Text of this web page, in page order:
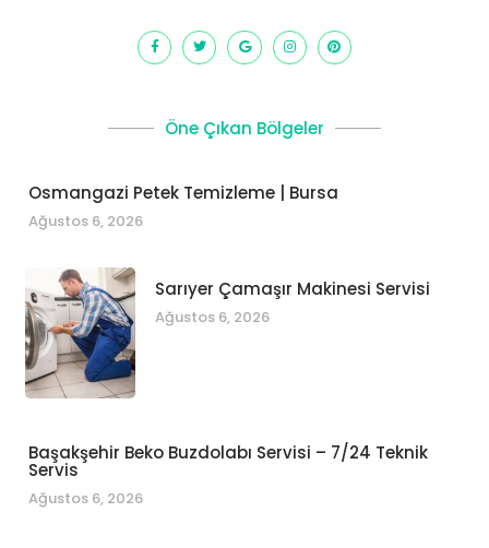
Öne Çıkan Bölgeler
Osmangazi Petek Temizleme | Bursa
Ağustos 6, 2026
Sarıyer Çamaşır Makinesi Servisi
Ağustos 6, 2026
Başakşehir Beko Buzdolabı Servisi – 7/24 Teknik
Servis
Ağustos 6, 2026